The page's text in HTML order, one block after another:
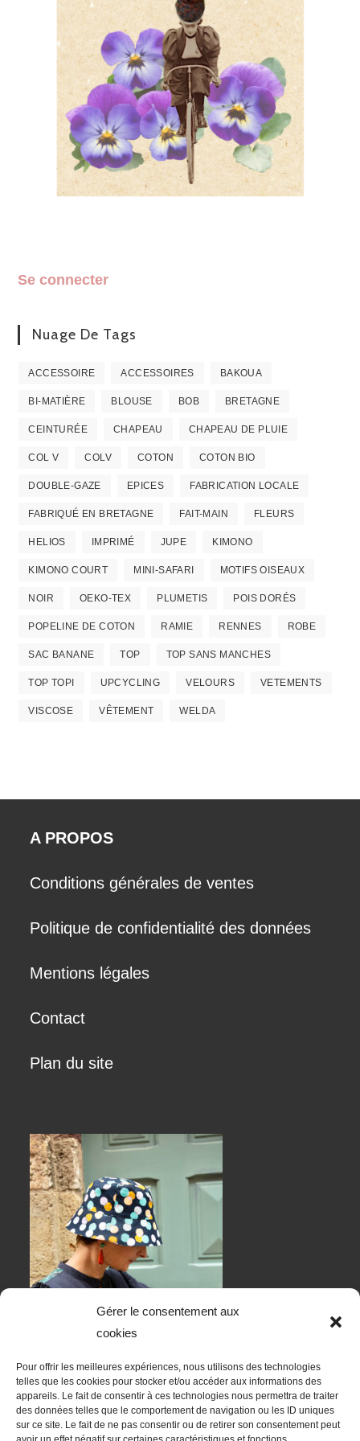
Gérer le consentement aux
cookies
Pour offrir les meilleures expériences, nous utilisons des technologies
telles que les cookies pour stocker et/ou accéder aux informations des
appareils. Le fait de consentir à ces technologies nous permettra de traiter
des données telles que le comportement de navigation ou les ID uniques
sur ce site. Le fait de ne pas consentir ou de retirer son consentement peut
Se connecter
Nuage De Tags
ACCESSOIRE ACCESSOIRES BAKOUA
BI-MATIÈRE BLOUSE BOB BRETAGNE
CEINTURÉE CHAPEAU CHAPEAU DE PLUIE
COL V COLV COTON COTON BIO
DOUBLE-GAZE EPICES FABRICATION LOCALE
FABRIQUÉ EN BRETAGNE FAIT-MAIN FLEURS
HELIOS IMPRIMÉ JUPE KIMONO
KIMONO COURT MINI-SAFARI MOTIFS OISEAUX
NOIR OEKO-TEX PLUMETIS POIS DORÉS
POPELINE DE COTON RAMIE RENNES ROBE
SAC BANANE TOP TOP SANS MANCHES
TOP TOPI UPCYCLING VELOURS VETEMENTS
VISCOSE VÊTEMENT WELDA
A PROPOS
Conditions générales de ventes
Politique de confidentialité des données
Mentions légales
Contact
Plan du site
RESTONS EN CONTACT